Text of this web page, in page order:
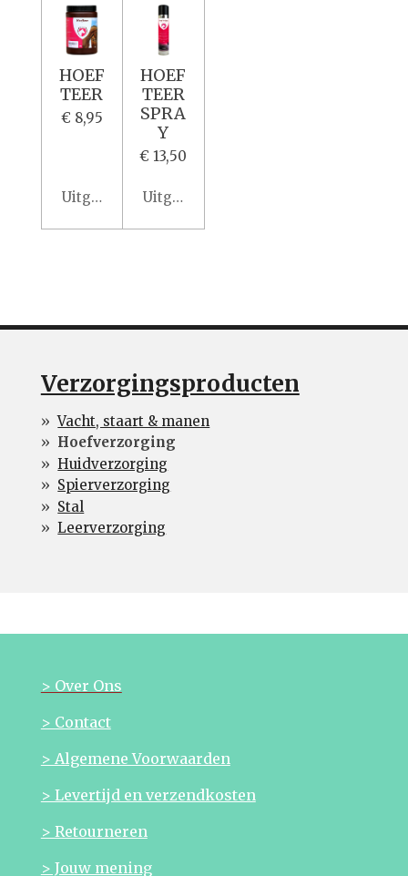
HOEF
TEER
€ 8,95
Uitgeschakeld
HOEF
TEER
SPRA
Y
€ 13,50
Uitgeschakeld
Verzorgingsproducten
Vacht, staart & manen
Hoefverzorging
Huidverzorging
Spierverzorging
Stal
Leerverzorging
> Over Ons
> Contact
> Algemene Voorwaarden
> Levertijd en verzendkosten
> Retourneren
> Jouw mening